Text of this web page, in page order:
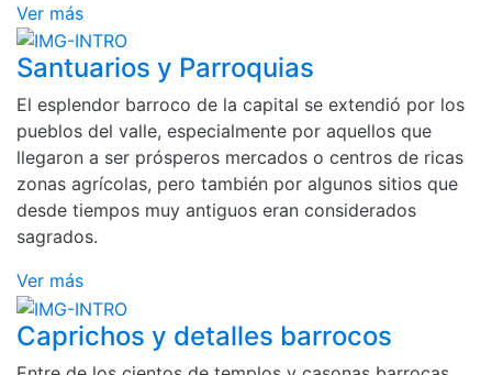
Ver más
Santuarios y Parroquias
El esplendor barroco de la capital se extendió por los
pueblos del valle, especialmente por aquellos que
llegaron a ser prósperos mercados o centros de ricas
zonas agrícolas, pero también por algunos sitios que
desde tiempos muy antiguos eran considerados
sagrados.
Ver más
Caprichos y detalles barrocos